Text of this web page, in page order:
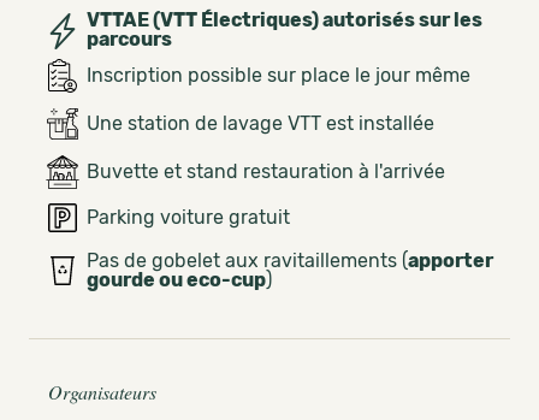
VTTAE (VTT Électriques) autorisés sur les
parcours
Inscription possible sur place le jour même
Une station de lavage VTT est installée
Buvette et stand restauration à l'arrivée
Parking voiture gratuit
Pas de gobelet aux ravitaillements (apporter
gourde ou eco-cup)
Organisateurs